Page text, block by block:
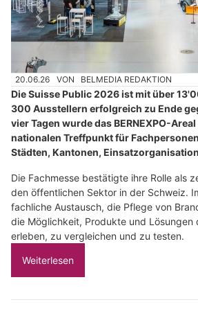
20.06.26 VON BELMEDIA REDAKTION
Die Suisse Public 2026 ist mit über
300 Ausstellern erfolgreich zu Ende
vier Tagen wurde das BERNEXPO-
nationalen Treffpunkt für
Städten, Kantonen,
Die Fachmesse bestätigte ihre Rolle als
den öffentlichen Sektor in der Schweiz.
fachliche Austausch, die Pflege von
die Möglichkeit, Produkte und Lösungen
erleben, zu vergleichen und zu testen.
Weiterlesen